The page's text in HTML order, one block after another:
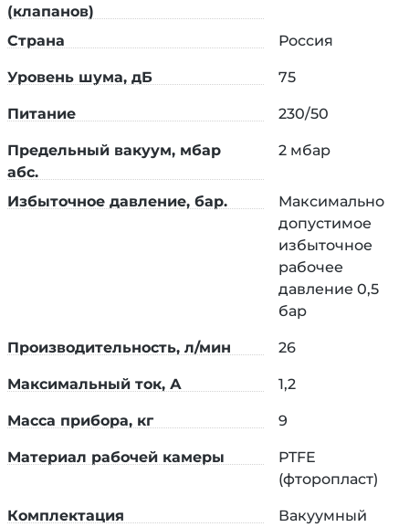
Совместим с аксессуаром для точной
регулировки и визуального контроля уровня
вакуума в системе — «Комплект: регулятор
вакуума Primelab».
Вакуумный насос PL.HM01.02.2 разработан и
произведен в России компанией Primelab
г.Мытищи. Действует постгарантийное и
гарантийное обслуживание по всей территории
*ВНИМАНИЕ! Внешний вид насоса (цвет,
отличаться.
(клапанов)
Страна Россия
Уровень шума, дБ 75
Питание 230/50
Предельный вакуум, мбар
абс.
2 мбар
Избыточное давление, бар.
Максимально
допустимое
избыточное
рабочее
давление 0,5
бар
Производительность, л/мин 26
Максимальный ток, А 1,2
Масса прибора, кг 9
Материал рабочей камеры
PTFE
(фторопласт)
Комплектация
Вакуумный